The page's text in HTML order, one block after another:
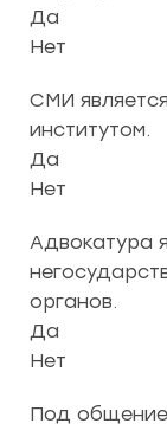
Да
Нет
СМИ
институтом.
Да
Нет
Адвокатура
органов.
Да
Нет
Под